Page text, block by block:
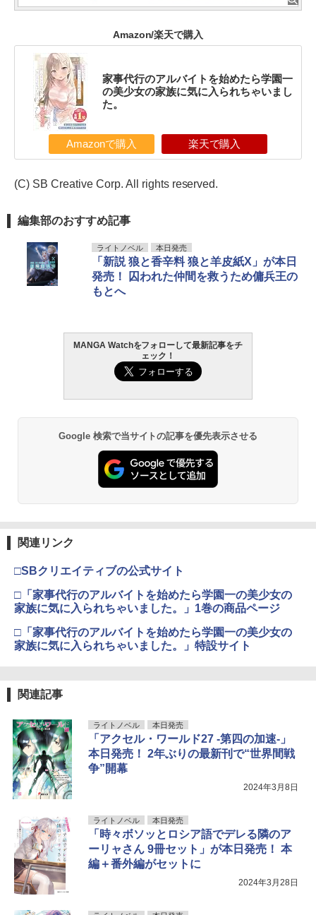
Amazon/楽天で購入
家事代行のアルバイトを始めたら学園一
の美少女の家族に気に入られちゃいまし
た。
Amazonで購入 楽天で購入
(C) SB Creative Corp. All rights reserved.
編集部のおすすめ記事
ライトノベル 本日発売
「新説 狼と香辛料 狼と羊皮紙X」が本日
発売！ 囚われた仲間を救うため傭兵王の
もとへ
MANGA Watchをフォローして最新記事をチ
ェック！
Google 検索で当サイトの記事を優先表示させる
関連リンク
□SBクリエイティブの公式サイト
□「家事代行のアルバイトを始めたら学園一の美少女の
家族に気に入られちゃいました。」1巻の商品ページ
□「家事代行のアルバイトを始めたら学園一の美少女の
家族に気に入られちゃいました。」特設サイト
関連記事
ライトノベル 本日発売
「アクセル・ワールド27 -第四の加速-」
本日発売！ 2年ぶりの最新刊で“世界間戦
争”開幕
2024年3月8日
ライトノベル 本日発売
「時々ボソッとロシア語でデレる隣のア
ーリャさん 9冊セット」が本日発売！ 本
編＋番外編がセットに
2024年3月28日